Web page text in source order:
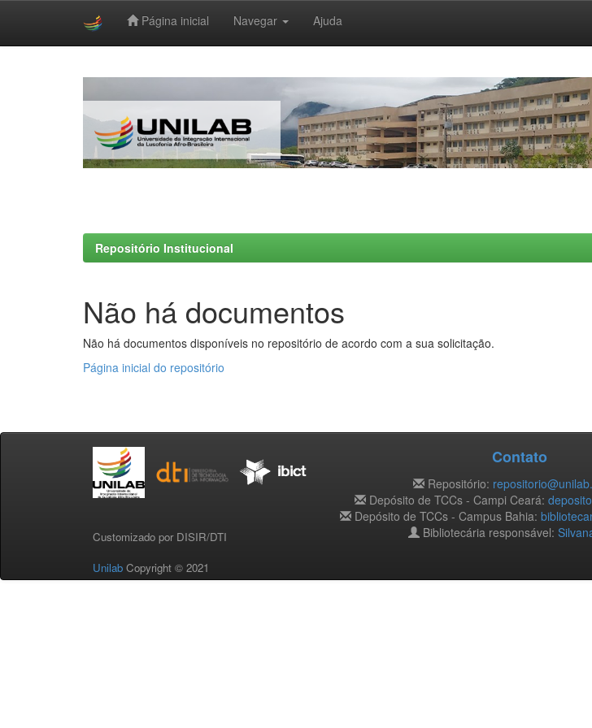
Página inicial Navegar Ajuda
Repositório Institucional
Não há documentos
Não há documentos disponíveis no repositório de acordo com a sua solicitação.
Página inicial do repositório
Customizado por DISIR/DTI
Unilab Copyright © 2021
Contato
Repositório:
Depósito de TCCs - Campi Ceará:
Depósito de TCCs - Campus Bahia:
Bibliotecária responsável: